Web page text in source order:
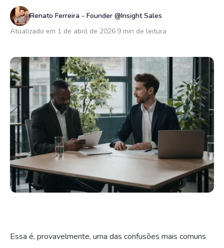
HubSpot WhiteLabel
🇪🇸
Renato Ferreira - Founder @Insight Sales
Atualizado em 1 de abril de 2026 9 min de leitura
Essa é, provavelmente, uma das confusões mais comuns